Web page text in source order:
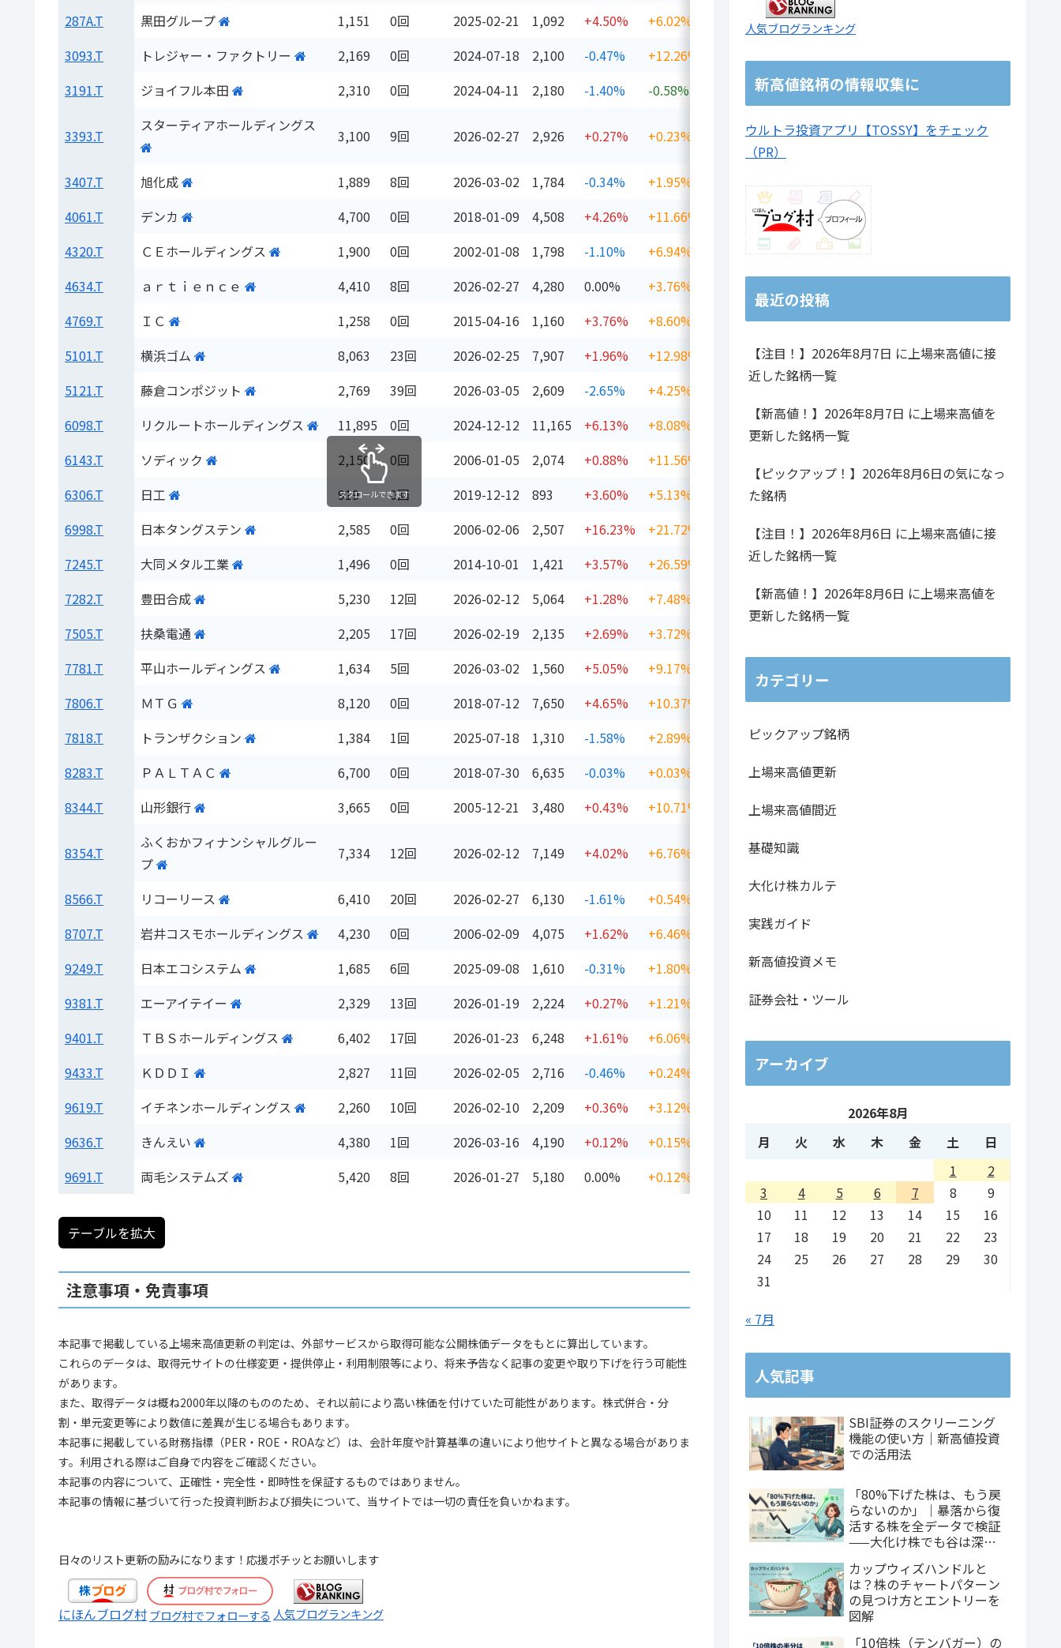
287A.T
黒田グループ 1,151 0回 2025-02-21 1,092 +4.50% +6.02% 2.55% 15.98%
3093.T
トレジャー・ファクトリー 2,169 0回 2024-07-18 2,100 -0.47% +12.26%
3191.T
ジョイフル本田 2,310 0回 2024-04-11 2,180 -1.40% -0.58% 1.75% 5.92% 1,557,400
3393.T
スターティアホールディングス
3,100 9回 2026-02-27 2,926 +0.27% +0.23% 2.33% 7.86% 25,700 0.58倍
3407.T 旭化成 1,889 8回 2026-03-02 1,784 -0.34% +1.95% 2.97% 18.59%
4061.T
デンカ 4,700 0回 2018-01-09 4,508 +4.26% +11.66% 224.21 4.97% 23.40%
4320.T
ＣＥホールディングス 1,900 0回 2002-01-08 1,798 -1.10% +6.94% 2.69% 59.12%
4634.T
ａｒｔｉｅｎｃｅ 4,410 8回 2026-02-27 4,280 0.00% +3.76%
4769.T
ＩＣ 1,258 0回 2015-04-16 1,160 +3.76% +8.60% 2.28% 19.42% 9,200 5.53倍
5101.T
横浜ゴム 8,063 23回 2026-02-25 7,907 +1.96% +12.98% 3.48% 29.08% 945,400 0.86倍
5121.T
藤倉コンポジット 2,769 39回 2026-03-05 2,609 -2.65% +4.25%
6098.T
リクルートホールディングス 11,895 0回 2024-12-12 11,165 +6.13% +8.08% 4.11% 61.86% 5,207,500 0.75倍
6143.T
ソディック 2,150 0回 2006-01-05 2,074 +0.88% +11.56%
6306.T
日工 919 0回 2019-12-12 893 +3.60% +5.13% 1.94%
6998.T
日本タングステン 2,585 0回 2006-02-06 2,507 +16.23% +21.72% 5.93% 37.13% 398,100 6.05倍
7245.T
大同メタル工業 1,496 0回 2014-10-01 1,421 +3.57% +26.59% 5.51% 66.82%
7282.T
豊田合成 5,230 12回 2026-02-12 5,064 +1.28% +7.48% 3.06% 26.47% 694,800 1.43倍
7505.T
扶桑電通 2,205 17回 2026-02-19 2,135 +2.69% +3.72%
7781.T
平山ホールディングス 1,634 5回 2026-03-02 1,560 +5.05% +9.17%
7806.T
ＭＴＧ 8,120 0回 2018-07-12 7,650 +4.65% +10.37% 339.29 4.44% 32.26% 149,800 1.12倍
7818.T
トランザクション 1,384 1回 2025-07-18 1,310 -1.58% +2.89% 2.54% 21.82%
8283.T
ＰＡＬＴＡＣ 6,700 0回 2018-07-30 6,635 -0.03% +0.03% 0.07%
8344.T
山形銀行 3,665 0回 2005-12-21 3,480 +0.43% +10.71% 3.87%
8354.T
ふくおかフィナンシャルグルー
プ
7,334 12回 2026-02-12 7,149 +4.02% +6.76% 243.71 3.41%
8566.T リコーリース 6,410 20回 2026-02-27 6,130 -1.61% +0.54%
8707.T
岩井コスモホールディングス 4,230 0回 2006-02-09 4,075 +1.62% +6.46% 2.44%
9249.T
日本エコシステム 1,685 6回 2025-09-08 1,610 -0.31% +1.80% 1.23%
9381.T
エーアイテイー 2,329 13回 2026-01-19 2,224 +0.27% +1.21% 1.67% 4.64%
9401.T
ＴＢＳホールディングス 6,402 17回 2026-01-23 6,248 +1.61% +6.06% 201.00 3.22% 12.31% 342,500 1.12倍
9433.T
ＫＤＤＩ 2,827 11回 2026-02-05 2,716 -0.46% +0.24% 2.25%
9619.T
イチネンホールディングス 2,260 10回 2026-02-10 2,209 +0.36% +3.12% 4.94%
9636.T
きんえい 4,380 1回 2026-03-16 4,190 +0.12% +0.15% 0.31% 0.96% 1,200 1.95倍
9691.T
両毛システムズ 5,420 8回 2026-01-27 5,180 0.00% +0.12% 0.19% 43.97% 700 0.09倍
スクロールできます
テーブルを拡大
注意事項・免責事項
本記事で掲載している上場来高値更新の判定は、外部サービスから取得可能な公開株価データをもとに算出しています。
これらのデータは、取得元サイトの仕様変更・提供停止・利用制限等により、将来予告なく記事の変更や取り下げを行う可能性
があります。
また、取得データは概ね2000年以降のもののため、それ以前により高い株価を付けていた可能性があります。株式併合・分
割・単元変更等により数値に差異が生じる場合もあります。
本記事に掲載している財務指標（PER・ROE・ROAなど）は、会計年度や計算基準の違いにより他サイトと異なる場合がありま
す。利用される際はご自身で内容をご確認ください。
本記事の内容について、正確性・完全性・即時性を保証するものではありません。
本記事の情報に基づいて行った投資判断および損失について、当サイトでは一切の責任を負いかねます。
日々のリスト更新の励みになります！応援ポチッとお願いします
にほんブログ村ブログ村でフォローする 人気ブログランキング
人気ブログランキング
新高値銘柄の情報収集に
ウルトラ投資アプリ【TOSSY】をチェック
（PR）
最近の投稿
【注目！】2026年8月7日 に上場来高値に接
近した銘柄一覧
【新高値！】2026年8月7日 に上場来高値を
更新した銘柄一覧
【ピックアップ！】2026年8月6日の気になっ
た銘柄
【注目！】2026年8月6日 に上場来高値に接
近した銘柄一覧
【新高値！】2026年8月6日 に上場来高値を
更新した銘柄一覧
カテゴリー
ピックアップ銘柄
上場来高値更新
上場来高値間近
基礎知識
大化け株カルテ
実践ガイド
新高値投資メモ
証券会社・ツール
アーカイブ
2026年8月
月
火 水 木 金 土
日
1
2
3
4 5 6 7 8
9
10
11 12 13 14 15
16
17
18 19 20 21 22
23
24
25 26 27 28 29
30
31
« 7月
人気記事
SBI証券のスクリーニング
機能の使い方｜新高値投資
での活用法
「80%下げた株は、もう戻
らないのか」｜暴落から復
活する株を全データで検証
——大化け株でも谷は深
社
カップウィズハンドルと
は？株のチャートパターン
の見つけ方とエントリーを
図解
「10倍株（テンバガー）の